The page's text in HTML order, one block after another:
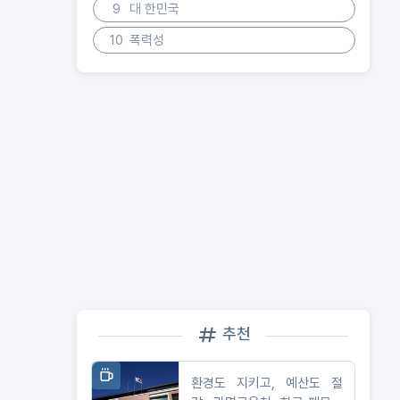
9
대 한민국
10 폭력성
추천
환경도 지키고, 예산도 절